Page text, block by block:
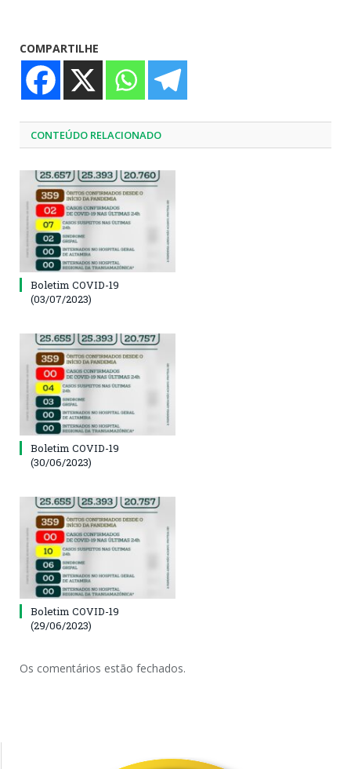
COMPARTILHE
CONTEÚDO RELACIONADO
Boletim COVID-19
(03/07/2023)
Boletim COVID-19
(30/06/2023)
Boletim COVID-19
(29/06/2023)
Os comentários estão fechados.